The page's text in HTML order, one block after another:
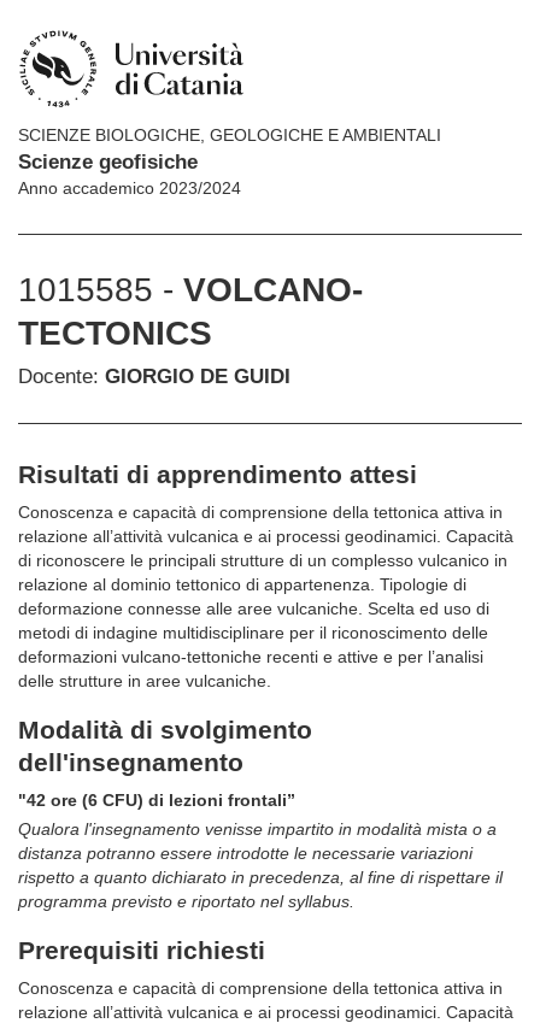
SCIENZE BIOLOGICHE, GEOLOGICHE E AMBIENTALI
Scienze geofisiche
Anno accademico 2023/2024
1015585 - VOLCANO-
TECTONICS
Docente: GIORGIO DE GUIDI
Risultati di apprendimento attesi
Conoscenza e capacità di comprensione della tettonica attiva in
relazione all’attività vulcanica e ai processi geodinamici. Capacità
di riconoscere le principali strutture di un complesso vulcanico in
relazione al dominio tettonico di appartenenza. Tipologie di
deformazione connesse alle aree vulcaniche. Scelta ed uso di
metodi di indagine multidisciplinare per il riconoscimento delle
deformazioni vulcano-tettoniche recenti e attive e per l’analisi
delle strutture in aree vulcaniche.
Modalità di svolgimento
dell'insegnamento
"42 ore (6 CFU) di lezioni frontali”
Qualora l'insegnamento venisse impartito in modalità mista o a
distanza potranno essere introdotte le necessarie variazioni
rispetto a quanto dichiarato in precedenza, al fine di rispettare il
programma previsto e riportato nel syllabus.
Prerequisiti richiesti
Conoscenza e capacità di comprensione della tettonica attiva in
relazione all’attività vulcanica e ai processi geodinamici. Capacità